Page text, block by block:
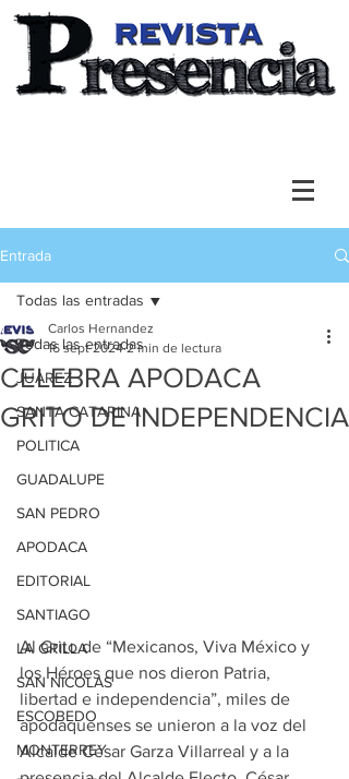
Entrada
Todas las entradas
JUAREZ
SANTA CATARINA
POLITICA
GUADALUPE
SAN PEDRO
APODACA
EDITORIAL
SANTIAGO
LA GRILLA
SAN NICOLAS
ESCOBEDO
MONTERREY
Todas las entradas
CELEBRA APODACA
GRITO DE INDEPENDENCIA
Carlos Hernandez
16 sept 2024 2 min de lectura
Al Grito de “Mexicanos, Viva México y
los Héroes que nos dieron Patria,
libertad e independencia”, miles de
apodaquenses se unieron a la voz del
Alcalde César Garza Villarreal y a la